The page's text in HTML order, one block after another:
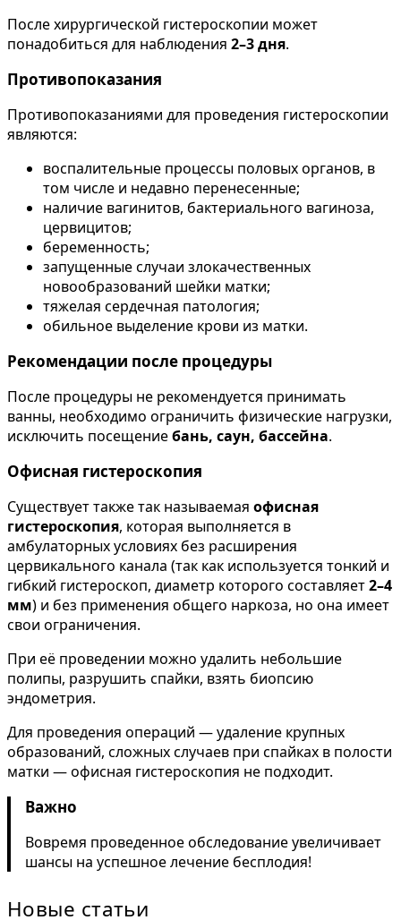
После хирургической гистероскопии может
понадобиться для наблюдения 2–3 дня.
Противопоказания
Противопоказаниями для проведения гистероскопии
являются:
воспалительные процессы половых органов, в
том числе и недавно перенесенные;
наличие вагинитов, бактериального вагиноза,
цервицитов;
беременность;
запущенные случаи злокачественных
новообразований шейки матки;
тяжелая сердечная патология;
обильное выделение крови из матки.
Рекомендации после процедуры
После процедуры не рекомендуется принимать
ванны, необходимо ограничить физические нагрузки,
исключить посещениебань, саун, бассейна.
Офисная гистероскопия
Существует также так называемая офисная
гистероскопия, которая выполняется в
амбулаторных условиях без расширения
цервикального канала (так как используется тонкий и
гибкий гистероскоп, диаметр которого составляет2–4
мм) и без применения общего наркоза, но она имеет
свои ограничения.
При её проведении можно удалить небольшие
полипы, разрушить спайки, взять биопсию
эндометрия.
Для проведения операций — удаление крупных
образований, сложных случаев при спайках в полости
матки — офисная гистероскопия не подходит.
Важно
Вовремя проведенное обследование увеличивает
шансы на успешное лечение бесплодия!
Новые статьи